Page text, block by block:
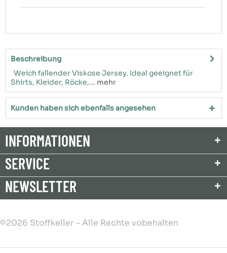
Beschreibung
Weich fallender Viskose Jersey. Ideal geeignet für
Shirts, Kleider, Röcke,... mehr
Kunden haben sich ebenfalls angesehen
INFORMATIONEN
SERVICE
NEWSLETTER
©2026 Stoffkeller – Alle Rechte vobehalten